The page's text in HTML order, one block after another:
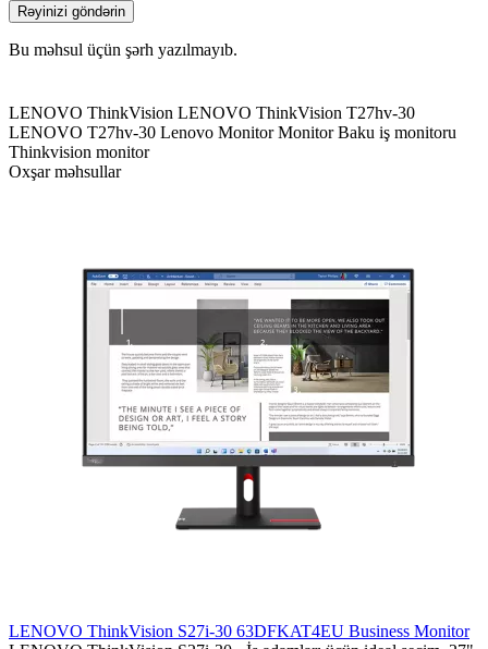
Rəyinizi göndərin
Bu məhsul üçün şərh yazılmayıb.
LENOVO ThinkVision LENOVO ThinkVision T27hv-30
LENOVO T27hv-30 Lenovo Monitor Monitor Baku iş monitoru
Thinkvision monitor
Oxşar məhsullar
LENOVO ThinkVision S27i-30 63DFKAT4EU Business Monitor